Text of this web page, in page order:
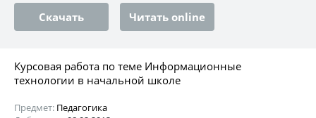
Скачать Читать online
Курсовая работа по теме Информационные
технологии в начальной школе
Предмет: Педагогика